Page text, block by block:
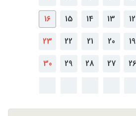
12
13
14
15
16
19
20
21
22
23
26
27
28
29
30